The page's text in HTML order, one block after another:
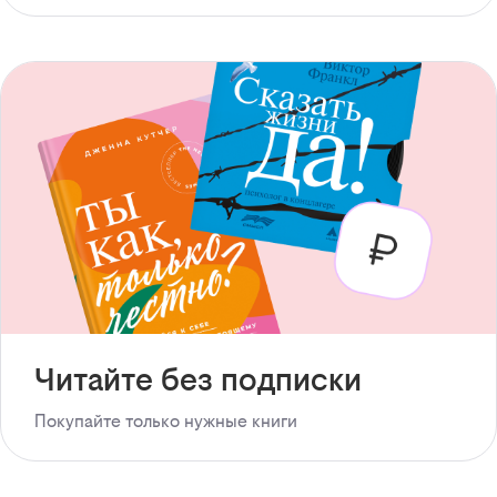
с доступом офлайн
Читайте без подписки
Покупайте только нужные книги